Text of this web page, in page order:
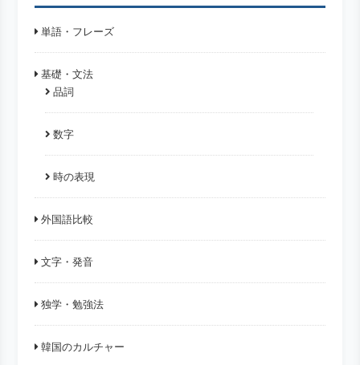
単語・フレーズ
基礎・文法
品詞
数字
時の表現
外国語比較
文字・発音
独学・勉強法
韓国のカルチャー